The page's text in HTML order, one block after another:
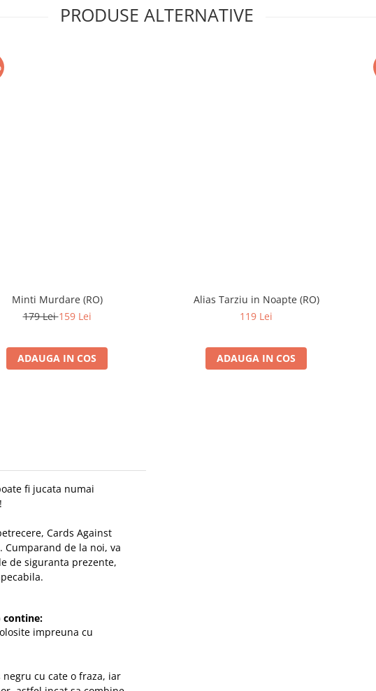
PRODUSE ALTERNATIVE
Minti Murdare (RO)
179 Lei159 Lei
ADAUGA IN COS
Alias Tarziu in Noapte (RO)
119 Lei
ADAUGA IN COS
fi jucata numai
Cards Against
de la noi, va
de siguranta prezente,
contine:
impreuna cu
cu cate o fraza, iar